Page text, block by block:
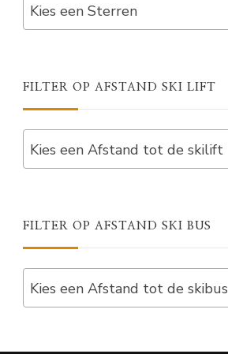
Kies een Sterren
FILTER OP AFSTAND SKI LIFT
Kies een Afstand tot de skilift
FILTER OP AFSTAND SKI BUS
Kies een Afstand tot de skibus